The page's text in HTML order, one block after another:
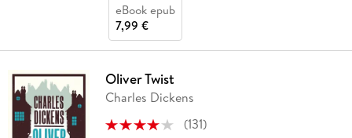
eBook epub
7,99 €
Oliver Twist
Charles Dickens
(131)